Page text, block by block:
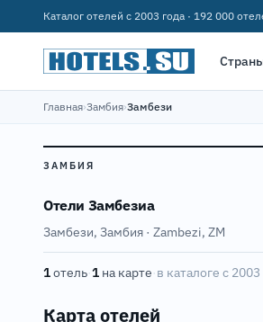
Каталог отелей с 2003 года · 192 000
Главная›Замбия›Замбези
ЗАМБИЯ
Отели Замбезиа
Замбези, Замбия · Zambezi, ZM
1отель·1 на карте·в каталоге с 2003
Карта отелей